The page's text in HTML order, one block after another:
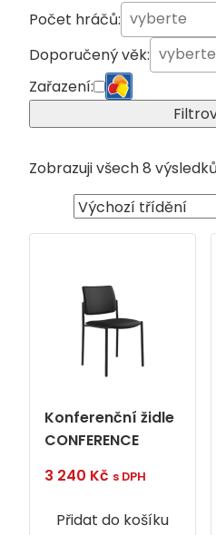
Počet hráčů:
Doporučený věk:
Zařazení:
Zobrazuji všech 8 výsledků
Konferenční židle
CONFERENCE
3 240 Kč s DPH
Přidat do košíku